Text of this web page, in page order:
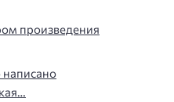
произведения